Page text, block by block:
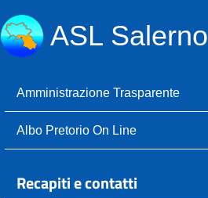
ASL Salerno
Amministrazione Trasparente
Albo Pretorio On Line
Recapiti e contatti